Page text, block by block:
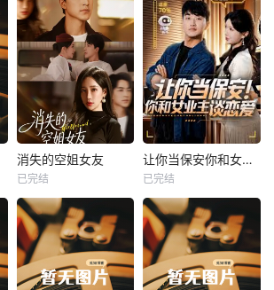
热播
未知
消失的空姐女友
已完结
热播
未知
让你当保安你和女业主谈恋爱
已完结